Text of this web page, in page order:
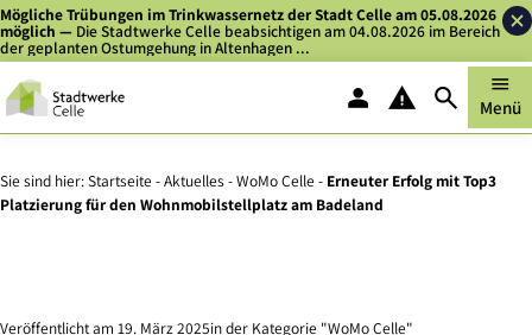
Zum
Inhalt
Zu
Kontaktdaten
Mögliche Trübungen im Trinkwassernetz der Stadt Celle am 05.08.2026
möglich — Die Stadtwerke Celle beabsichtigen am 04.08.2026 im Bereich
der geplanten Ostumgehung in Altenhagen ...
personKundenportal
warningStörung melden
searchSuche
menu
Menü
Sie sind hier:Startseite -Aktuelles -WoMo Celle - Erneuter Erfolg mit Top3
Platzierung für den Wohnmobilstellplatz am Badeland
Veröffentlicht am 19. März 2025in der Kategorie "WoMo Celle"